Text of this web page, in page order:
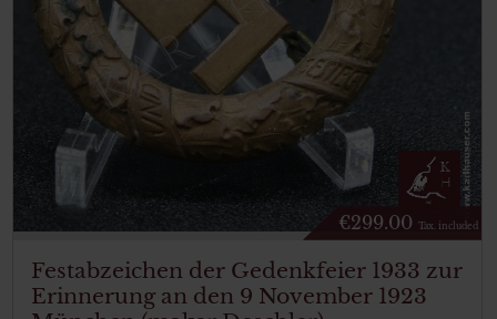
€299.00 Tax. included
Festabzeichen der Gedenkfeier 1933 zur
Erinnerung an den 9 November 1923